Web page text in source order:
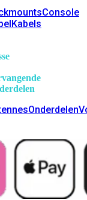
Console
Kabels
Onderdelen